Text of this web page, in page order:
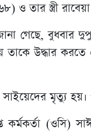
ও তার স্ত্রী
গেছে, বুধবার
উদ্ধার করতে
মৃত্যু হয়।
কর্মকর্তা (ওসি)